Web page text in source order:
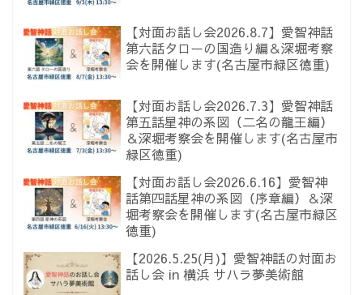
【対面お話し会2026.8.7】愛智神話
第六話タローの国造り編＆深堀考察
会を開催します(名古屋市緑区徳重)
【対面お話し会2026.7.3】愛智神話
第五話星神の系図（二名の龍王編）
＆深堀考察会を開催します(名古屋市
緑区徳重)
【対面お話し会2026.6.16】愛智神
話第四話星神の系図（序章編）＆深
堀考察会を開催します(名古屋市緑区
徳重)
【2026.5.25(月)】愛智神話の対面お
話し会 in 横浜 サハラ夢美術館